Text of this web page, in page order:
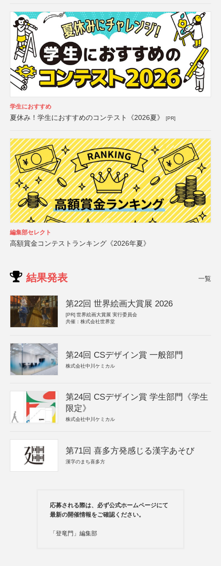
学生におすすめ
夏休み！学生におすすめのコンテスト《2026夏》 [PR]
編集部セレクト
高額賞金コンテストランキング《2026年夏》
結果発表 一覧
第22回 世界絵画大賞展 2026
[PR] 世界絵画大賞展 実行委員会
共催：株式会社世界堂
第24回 CSデザイン賞 一般部門
株式会社中川ケミカル
第24回 CSデザイン賞 学生部門《学生
限定》
株式会社中川ケミカル
第71回 喜多方発感じる漢字あそび
漢字のまち喜多方
応募される際は、必ず公式ホームページにて
最新の開催情報をご確認ください。
「登竜門」編集部